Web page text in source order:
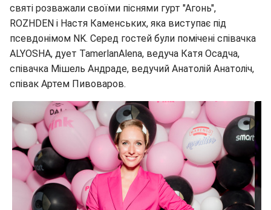
святі розважали своїми піснями гурт "Агонь",
ROZHDEN і Настя Каменських, яка виступає під
псевдонімом NK. Серед гостей були помічені співачка
ALYOSHA, дует TamerlanAlena, ведуча Катя Осадча,
співачка Мішель Андраде, ведучий Анатолій Анатоліч,
співак Артем Пивоваров.